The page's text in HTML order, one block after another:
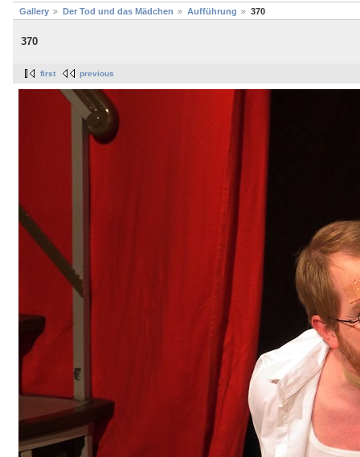
Gallery Der Tod und das Mädchen Aufführung 370
370
first previous